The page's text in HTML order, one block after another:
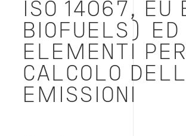
ISO 14067, EU
BIOFUELS) ED
ELEMENTI
CALCOLO
EMISSIONI